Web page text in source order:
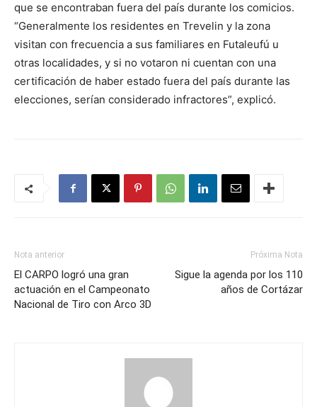
que se encontraban fuera del país durante los comicios.
“Generalmente los residentes en Trevelin y la zona
visitan con frecuencia a sus familiares en Futaleufú u
otras localidades, y si no votaron ni cuentan con una
certificación de haber estado fuera del país durante las
elecciones, serían considerado infractores”, explicó.
Nota anterior
El CARPO logró una gran
actuación en el Campeonato
Nacional de Tiro con Arco 3D
Próxima Nota
Sigue la agenda por los 110
años de Cortázar